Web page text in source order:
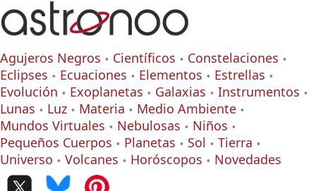
Agujeros Negros Científicos
Constelaciones
Eclipses
Ecuaciones Elementos
Estrellas
Evolución
Exoplanetas Galaxias
Instrumentos
Lunas
Luz Materia
Medio Ambiente
Mundos Virtuales
Nebulosas
Niños
Pequeños Cuerpos
Planetas Sol
Tierra
Universo
Volcanes Horóscopos Novedades